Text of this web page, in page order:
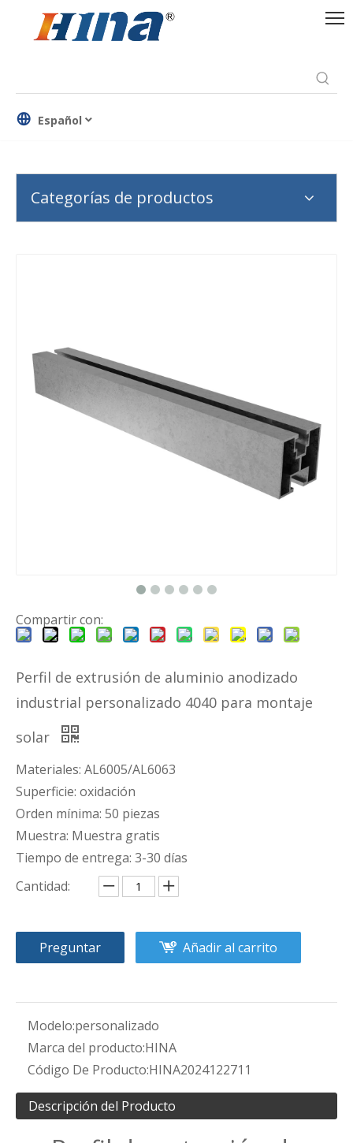
Español
Categorías de productos
Compartir con:
Perfil de extrusión de aluminio anodizado
industrial personalizado 4040 para montaje
solar
Materiales: AL6005/AL6063
Superficie: oxidación
Orden mínima: 50 piezas
Muestra: Muestra gratis
Tiempo de entrega: 3-30 días
Cantidad:
Preguntar Añadir al carrito
Modelo:personalizado
Marca del producto:HINA
Código De Producto:HINA2024122711
Descripción del Producto